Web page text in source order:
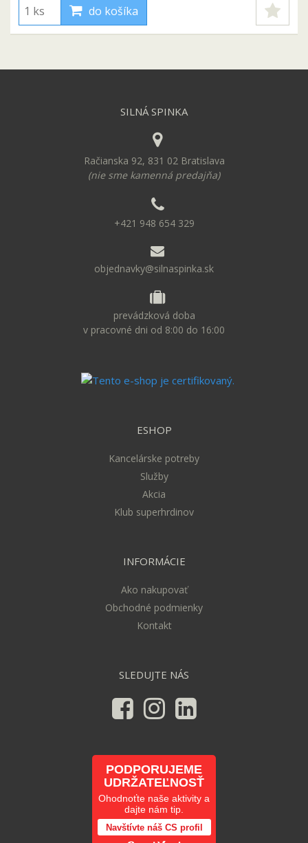
do košíka
SILNÁ SPINKA
Račianska 92, 831 02 Bratislava
(nie sme kamenná predajňa)
+421 948 654 329
objednavky@silnaspinka.sk
prevádzková doba
v pracovné dni od 8:00 do 16:00
ESHOP
Kancelárske potreby
Služby
Akcia
Klub superhrdinov
INFORMÁCIE
Ako nakupovať
Obchodné podmienky
Kontakt
SLEDUJTE NÁS
PODPORUJEME
UDRŽATEĽNOSŤ
Ohodnoťte naše aktivity a
dajte nám tip.
Navštívte náš CS profil